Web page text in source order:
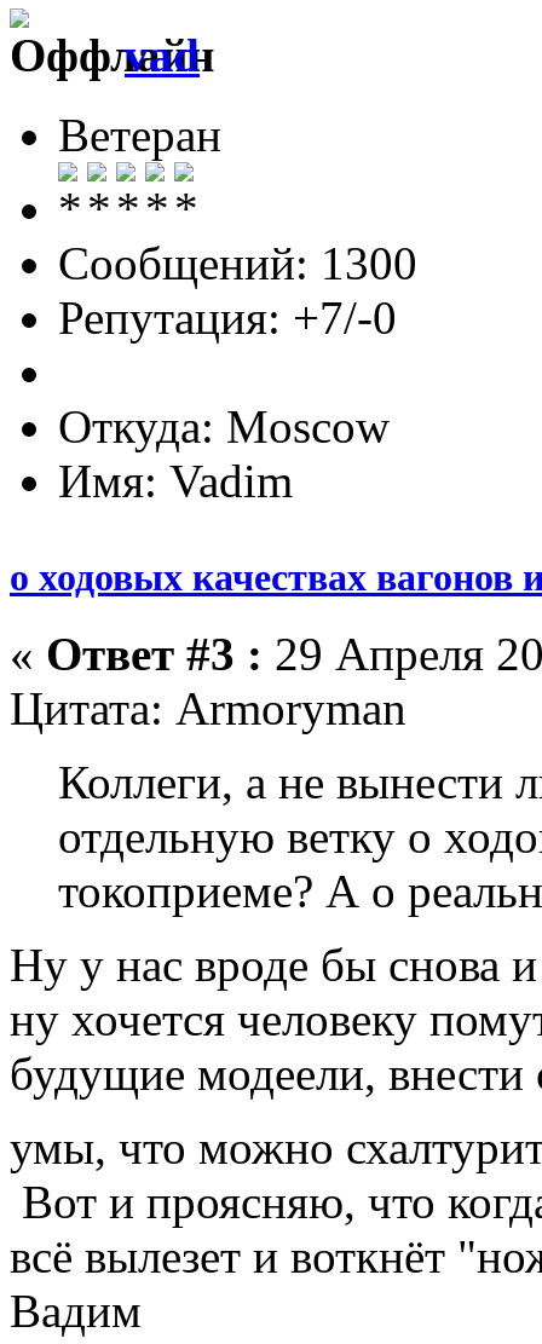
vad
Ветеран
Сообщений: 1300
Репутация: +7/-0
Откуда: Moscow
Имя: Vadim
о ходовых качествах вагонов
« Ответ #3 : 29 Апреля
Цитата: Armoryman
Коллеги, а не вынести
отдельную ветку о
токоприеме? А о
Ну у нас вроде бы снова
ну хочется человеку
будущие модеели,
умы, что можно
Вот и проясняю, что
всё вылезет и воткнёт
Вадим